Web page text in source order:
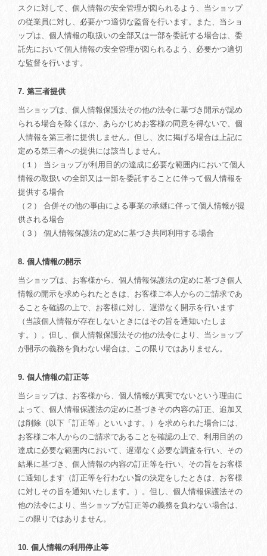
スクに対して、個人情報の安全管理が図られるよう、当ショップ
の従業員に対し、必要かつ適切な監督を行います。また、当ショ
ップは、個人情報の取扱いの全部又は一部を委託する場合は、委
託先において個人情報の安全管理が図られるよう、必要かつ適切
な監督を行います。
7. 第三者提供
当ショップは、個人情報保護法その他の法令に基づき開示が認め
られる場合を除くほか、あらかじめお客様の同意を得ないで、個
人情報を第三者に提供しません。但し、次に掲げる場合は上記に
定める第三者への提供には該当しません。
（１） 当ショップが利用目的の達成に必要な範囲内において個人
情報の取扱いの全部又は一部を委託することに伴って個人情報を
提供する場合
（２） 合併その他の事由による事業の承継に伴って個人情報が提
供される場合
（３） 個人情報保護法の定めに基づき共同利用する場合
8. 個人情報の開示
当ショップは、お客様から、個人情報保護法の定めに基づき個人
情報の開示を求められたときは、お客様ご本人からのご請求であ
ることを確認の上で、お客様に対し、遅滞なく開示を行います
（当該個人情報が存在しないときにはその旨を通知いたしま
す。）。但し、個人情報保護法その他の法令により、当ショップ
が開示の義務を負わない場合は、この限りではありません。
9. 個人情報の訂正等
当ショップは、お客様から、個人情報が真実でないという理由に
よって、個人情報保護法の定めに基づきその内容の訂正、追加又
は削除（以下「訂正等」といいます。）を求められた場合には、
お客様ご本人からのご請求であることを確認の上で、利用目的の
達成に必要な範囲内において、遅滞なく必要な調査を行い、その
結果に基づき、個人情報の内容の訂正等を行い、その旨をお客様
に通知します（訂正等を行わない旨の決定をしたときは、お客様
に対しその旨を通知いたします。）。但し、個人情報保護法その
他の法令により、当ショップが訂正等の義務を負わない場合は、
この限りではありません。
10. 個人情報の利用停止等